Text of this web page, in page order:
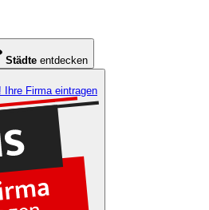
Städte entdecken
Ihre Firma eintragen